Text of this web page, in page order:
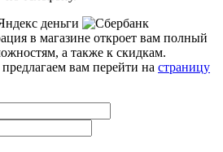
в магазине откроет вам полный
а также к скидкам.
вам перейти на страницу